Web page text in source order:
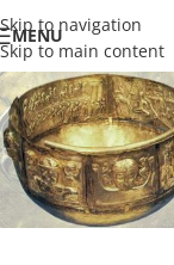
Skip to navigation
Skip to main content
MENU